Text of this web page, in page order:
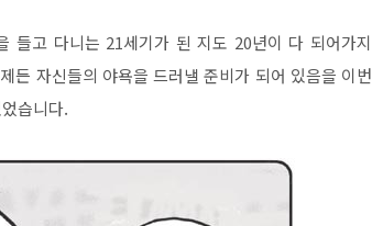
들고 다니는 21세기가 된 지도 20년이 다 되어가지
든 자신들의 야욕을 드러낼 준비가 되어 있음을 이번
습니다.